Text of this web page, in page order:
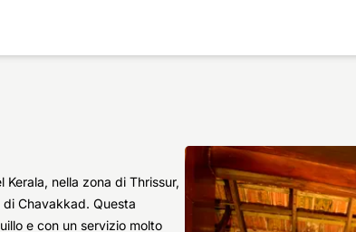
nella zona di Thrissur,
Chavakkad. Questa
e con un servizio molto